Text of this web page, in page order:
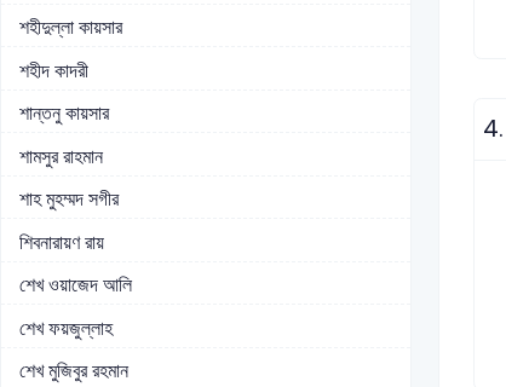
শহীদুল্লা কায়সার
শহীদ কাদরী
শান্তনু কায়সার
শামসুর রাহমান
শাহ মুহম্মদ সগীর
শিবনারায়ণ রায়
শেখ ওয়াজেদ আলি
শেখ ফয়জুল্লাহ
শেখ মুজিবুর রহমান
4.